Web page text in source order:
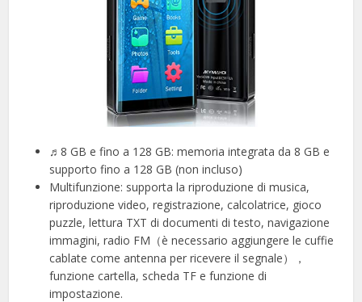
♬8 GB e fino a 128 GB: memoria integrata da 8 GB e
supporto fino a 128 GB (non incluso)
Multifunzione: supporta la riproduzione di musica,
riproduzione video, registrazione, calcolatrice, gioco
puzzle, lettura TXT di documenti di testo, navigazione
immagini, radio FM（è necessario aggiungere le cuffie
cablate come antenna per ricevere il segnale），
funzione cartella, scheda TF e funzione di
impostazione.